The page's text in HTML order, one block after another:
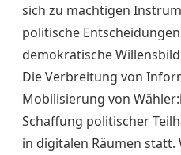
sich zu mächtigen
politische
demokratische
Die Verbreitung von
Mobilisierung von
Schaffung politischer
in digitalen Räumen statt.